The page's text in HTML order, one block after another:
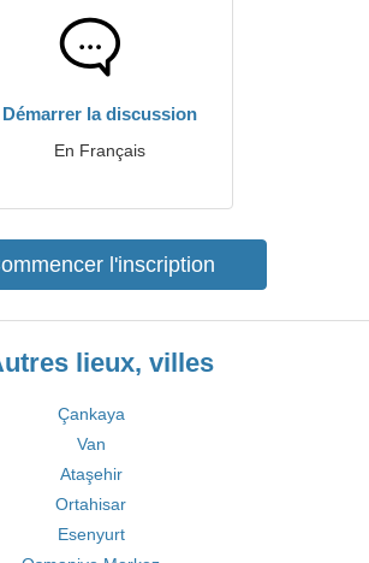
Démarrer la discussion
En Français
l'inscription
lieux, villes
Çankaya
Van
Ataşehir
Ortahisar
Esenyurt